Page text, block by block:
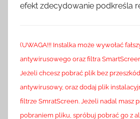
efekt zdecydowanie podkreśla
(UWAGA!!! Instalka może wywołać
antywirusowego oraz filtra
Jeżeli chcesz pobrać plik bez
antywirusowy, oraz dodaj plik
filtrze SmratScreen. Jeżeli nadal masz
pobraniem pliku, spróbuj pobrać go z